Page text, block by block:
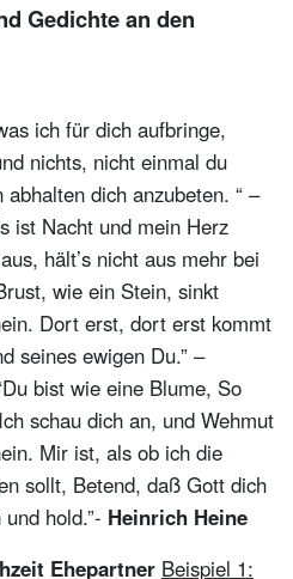
Gedichte an den
ich für dich aufbringe,
nichts, nicht einmal du
dich anzubeten. “ –
ist Nacht und mein Herz
hält’s nicht aus mehr bei
wie ein Stein, sinkt
Dort erst, dort erst kommt
seines ewigen Du.” –
bist wie eine Blume, So
schau dich an, und Wehmut
Mir ist, als ob ich die
sollt, Betend, daß Gott dich
hold.”- Heinrich Heine
Ehepartner Beispiel 1: